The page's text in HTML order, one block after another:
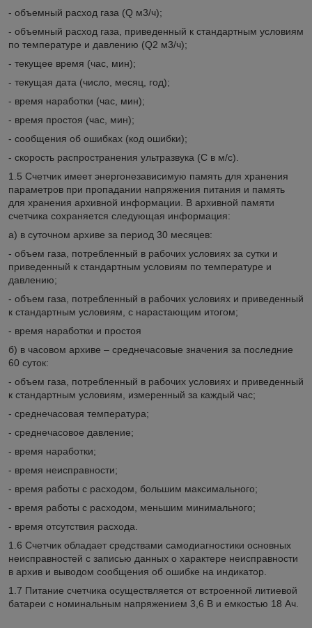
- объемный расход газа (Q м3/ч);
- объемный расход газа, приведенный к стандартным условиям
по температуре и давлению (Q2 м3/ч);
- текущее время (час, мин);
- текущая дата (число, месяц, год);
- время наработки (час, мин);
- время простоя (час, мин);
- сообщения об ошибках (код ошибки);
- скорость распространения ультразвука (С в м/с).
1.5 Счетчик имеет энергонезависимую память для хранения
параметров при пропадании напряжения питания и память
для хранения архивной информации. В архивной памяти
счетчика сохраняется следующая информация:
а) в суточном архиве за период 30 месяцев:
- объем газа, потребленный в рабочих условиях за сутки и
приведенный к стандартным условиям по температуре и
давлению;
- объем газа, потребленный в рабочих условиях и приведенный
к стандартным условиям, с нарастающим итогом;
- время наработки и простоя
б) в часовом архиве – среднечасовые значения за последние
60 суток:
- объем газа, потребленный в рабочих условиях и приведенный
к стандартным условиям, измеренный за каждый час;
- среднечасовая температура;
- среднечасовое давление;
- время наработки;
- время неисправности;
- время работы с расходом, большим максимального;
- время работы с расходом, меньшим минимального;
- время отсутствия расхода.
1.6 Счетчик обладает средствами самодиагностики основных
неисправностей с записью данных о характере неисправности
в архив и выводом сообщения об ошибке на индикатор.
1.7 Питание счетчика осуществляется от встроенной литиевой
батареи с номинальным напряжением 3,6 В и емкостью 18 Ач.